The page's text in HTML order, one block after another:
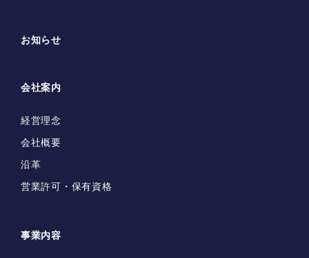
お知らせ
会社案内
経営理念
会社概要
沿革
営業許可・保有資格
事業内容